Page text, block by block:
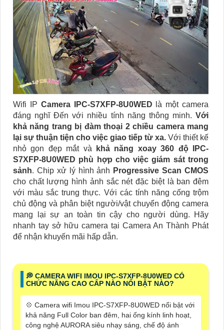
Wifi IP Camera IPC-S7XFP-8U0WED
là một camera
đáng nghĩ Đến với nhiều tính năng thông minh. Với
khả năng trang bị đàm thoại 2 chiều camera mang
lại sự thuận tiện cho việc giao tiếp từ xa. Với thiết kế
nhỏ gọn đẹp mắt và
khả năng xoay 360 độ IPC-
S7XFP-8U0WED phù hợp cho việc giám sát trong
sảnh. Chip xử lý hình ảnh Progressive Scan CMOS
cho chất lượng hình ảnh sắc nét đặc biệt là ban đêm
với màu sắc trung thực. Với các tính năng cống trộm
chủ động và phân biệt người/vật chuyển động camera
mang lại sự an toàn tin cậy cho người dùng. Hãy
nhanh tay sở hữu camera tại Camera An Thành Phát
để nhận khuyến mãi hấp dẫn.
️💭 CAMERA WIFI IMOU IPC-S7XFP-8U0WED CÓ
CHỨC NĂNG CAO CẤP NÀO NỔI BẬT NÀO?
💠 Camera wifi Imou IPC-S7XFP-8U0WED nổi bật với
khả năng Full Color ban đêm, hai ống kính linh hoạt,
công nghệ AURORA siêu nhạy sáng, chế độ ánh